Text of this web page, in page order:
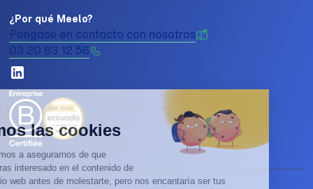
¿Por qué Meelo?
Póngase en contacto con nosotros
03 20 83 12 56